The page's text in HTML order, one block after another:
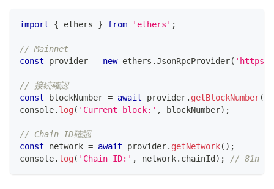
import { ethers } from 'ethers' ;
// Mainnet
const provider = new ethers .JsonRpcProvider( 'https://
// 接続確認
const blockNumber = await provider. getBlockNumber(
console. log( 'Current block:' , blockNumber) ;
// Chain ID確認
const network = await provider. getNetwork( ) ;
console. log( 'Chain ID:' , network. chainId ) ; // 81n